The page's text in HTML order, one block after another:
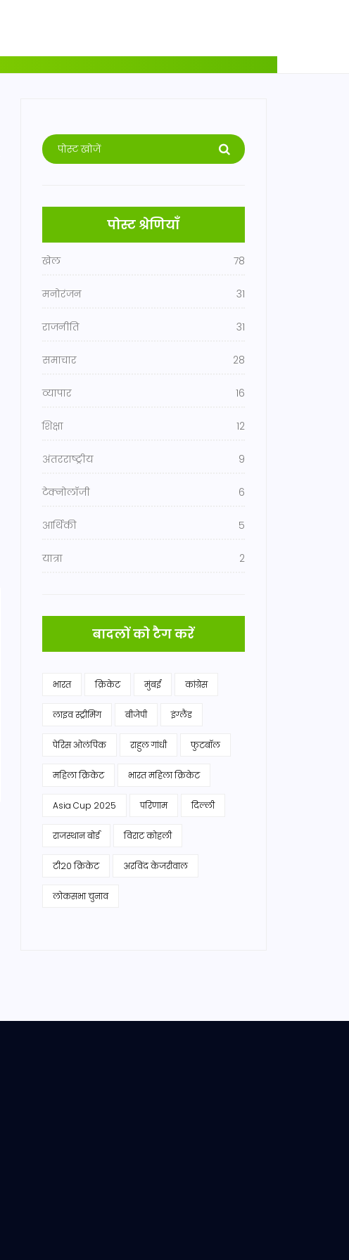
पोस्ट श्रेणियाँ
खेल 78
मनोरंजन 31
राजनीति 31
समाचार 28
व्यापार 16
शिक्षा 12
अंतरराष्ट्रीय 9
टेक्नोलॉजी 6
आर्थिकी 5
यात्रा 2
बादलों को टैग करें
भारत क्रिकेट मुंबई कांग्रेस
लाइव स्ट्रीमिंग बीजेपी इंग्लैंड
पेरिस ओलंपिक राहुल गांधी फुटबॉल
महिला क्रिकेट भारत महिला क्रिकेट
Asia Cup 2025 परिणाम दिल्ली
राजस्थान बोर्ड विराट कोहली
टी20 क्रिकेट अरविंद केजरीवाल
लोकसभा चुनाव